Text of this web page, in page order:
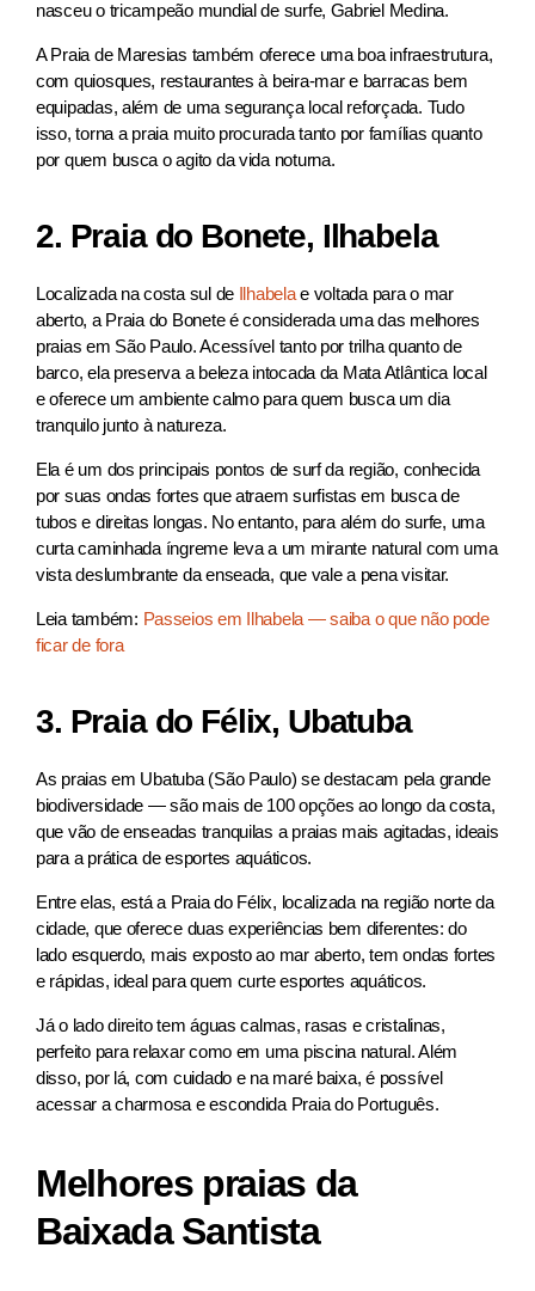
nasceu o tricampeão mundial de surfe, Gabriel Medina.
A Praia de Maresias também oferece uma boa infraestrutura,
com quiosques, restaurantes à beira-mar e barracas bem
equipadas, além de uma segurança local reforçada. Tudo
isso, torna a praia muito procurada tanto por famílias quanto
por quem busca o agito da vida noturna.
2. Praia do Bonete, Ilhabela
Localizada na costa sul de Ilhabelae voltada para o mar
aberto, a Praia do Bonete é considerada uma das melhores
praias em São Paulo​. Acessível tanto por trilha quanto de
barco, ela preserva a beleza intocada da Mata Atlântica local
e oferece um ambiente calmo para quem busca um dia
tranquilo junto à natureza.
Ela é um dos principais pontos de surf da região, conhecida
por suas ondas fortes que atraem surfistas em busca de
tubos e direitas longas. No entanto, para além do surfe, uma
curta caminhada íngreme leva a um mirante natural com uma
vista deslumbrante da enseada, que vale a pena visitar.
Leia também: Passeios em Ilhabela — saiba o que não pode
ficar de fora
3. Praia do Félix, Ubatuba
As praias em Ubatuba (São Paulo​) se destacam pela grande
biodiversidade — são mais de 100 opções ao longo da costa,
que vão de enseadas tranquilas a praias mais agitadas, ideais
para a prática de esportes aquáticos.
Entre elas, está a Praia do Félix, localizada na região norte da
cidade, que oferece duas experiências bem diferentes: do
lado esquerdo, mais exposto ao mar aberto, tem ondas fortes
e rápidas, ideal para quem curte esportes aquáticos.
Já o lado direito tem águas calmas, rasas e cristalinas,
perfeito para relaxar como em uma piscina natural. Além
disso, por lá, com cuidado e na maré baixa, é possível
acessar a charmosa e escondida Praia do Português.
Melhores praias da
Baixada Santista